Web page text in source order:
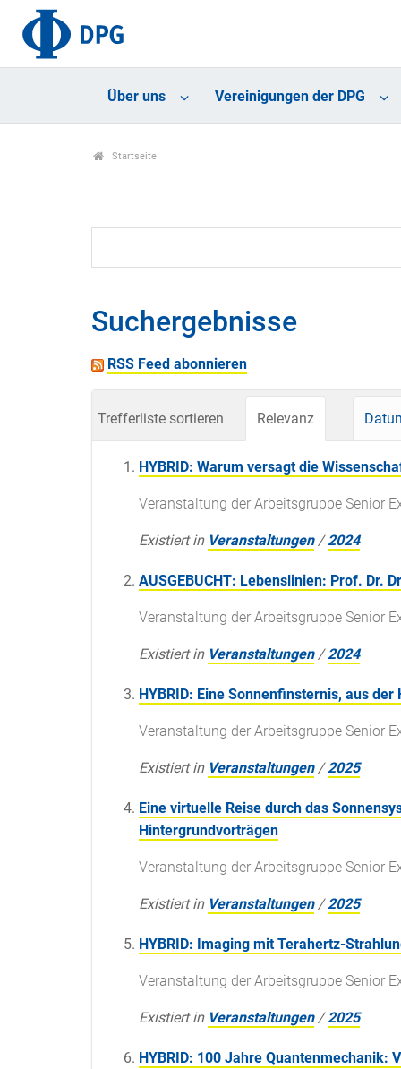
Über uns Vereinigungen der DPG
Startseite
Suchergebnisse
RSS Feed abonnieren
Trefferliste sortieren Relevanz
HYBRID: Warum versagt die
Veranstaltung der Arbeitsgruppe Senior
Existiert in Veranstaltungen /2024
AUSGEBUCHT: Lebenslinien: Prof. Dr.
Veranstaltung der Arbeitsgruppe Senior
Existiert in Veranstaltungen /2024
HYBRID: Eine Sonnenfinsternis, aus
Veranstaltung der Arbeitsgruppe Senior
Existiert in Veranstaltungen /2025
Eine virtuelle Reise durch das
Hintergrundvorträgen
Veranstaltung der Arbeitsgruppe Senior
Existiert in Veranstaltungen /2025
HYBRID: Imaging mit Terahertz-
Veranstaltung der Arbeitsgruppe Senior
Existiert in Veranstaltungen /2025
HYBRID: 100 Jahre Quantenmechanik: